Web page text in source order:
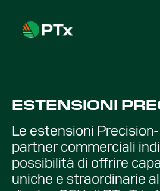
ESTENSIONI
Le estensioni
partner commerciali
possibilità di offrire
uniche e straordinarie